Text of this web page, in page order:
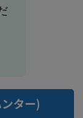
ター)